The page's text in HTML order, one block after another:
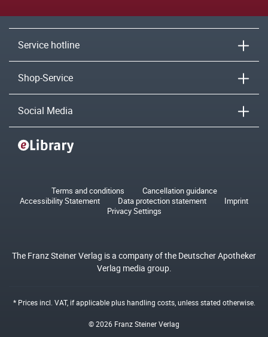
Service hotline
Shop-Service
Social Media
Terms and conditions
Cancellation guidance
Accessibility Statement
Data protection statement
Imprint
Privacy Settings
The Franz Steiner Verlag is a company of the Deutscher Apotheker
Verlag media group.
* Prices incl. VAT, if applicable plushandling costs, unless stated otherwise.
© 2026 Franz Steiner Verlag